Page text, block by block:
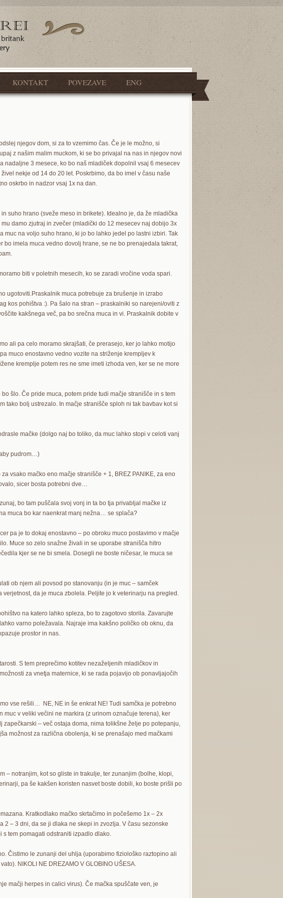
KONTAKT POVEZAVE ENG
njegov dom, si za to vzemimo čas. Če je le možno, si
z našim malim muckom, ki se bo privajal na nas in njegov novi
nadaljne 3 mesece, ko bo naš mladiček dopolnil vsaj 6 mesecev
nekje od 14 do 20 let. Poskrbimo, da bo imel v času naše
oskrbo in nadzor vsaj 1x na dan.
suho hrano (sveže meso in brikete). Idealno je, da že mladička
damo zjutraj in zvečer (mladički do 12 mesecev naj dobijo 3x
muc na voljo suho hrano, ki jo bo lahko jedel po lastni izbiri. Tak
bo imela muca vedno dovolj hrane, se ne bo prenajedala takrat,
biti v poletnih mesecih, ko se zaradi vročine voda spari.
ugotoviti.Praskalnik muca potrebuje za brušenje in izrabo
kos pohištva :). Pa šalo na stran – praskalniki so narejeni/oviti z
kakšnega več, pa bo srečna muca in vi. Praskalnik dobite v
ali pa celo moramo skrajšati, če prerasejo, ker jo lahko motijo
muco enostavno vedno vozite na striženje krempljev k
kremplje potem res ne sme imeti izhoda ven, ker se ne more
šlo. Če pride muca, potem pride tudi mačje stranišče in s tem
tako bolj ustrezalo. In mačje stranišče sploh ni tak bavbav kot si
mačke (dolgo naj bo toliko, da muc lahko stopi v celoti vanj
pudrom…)
vsako mačko eno mačje stranišče + 1, BREZ PANIKE, za eno
sicer bosta potrebni dve…
bo tam puščala svoj vonj in ta bo tja privabljal mačke iz
muca bo kar naenkrat manj nežna… se splača?
pa je to dokaj enostavno – po obroku muco postavimo v mačje
Muce so zelo snažne živali in se uporabe stranišča hitro
kjer se ne bi smela. Dosegli ne boste ničesar, le muca se
ob njem ali povsod po stanovanju (in je muc – samček
da je muca zbolela. Peljite jo k veterinarju na pregled.
na katero lahko spleza, bo to zagotovo storila. Zavarujte
varno poležavala. Najraje ima kakšno poličko ob oknu, da
prostor in nas.
S tem preprečimo kotitev nezaželjenih mladičkov in
za vnetja maternice, ki se rada pojavijo ob ponavljajočih
vse rešili… NE, NE in še enkrat NE! Tudi samčka je potrebno
muc v veliki večini ne markira (z urinom označuje terena), ker
– več ostaja doma, nima tolikšne želje po potepanju,
možnost za različna obolenja, ki se prenašajo med mačkami
– notranjim, kot so gliste in trakulje, ter zunanjim (bolhe, klopi,
pa še kakšen koristen nasvet boste dobili, ko boste prišli po
Kratkodlako mačko skrtačimo in počešemo 1x – 2x
2 – 3 dni, da se ji dlaka ne skepi in zvozlja. V času sezonske
s tem pomagati odstraniti izpadlo dlako.
Čistimo le zunanji del uhlja (uporabimo fiziološko raztopino ali
NIKOLI NE DREZAMO V GLOBINO UŠESA.
mačji herpes in calici virus). Če mačka spuščate ven, je